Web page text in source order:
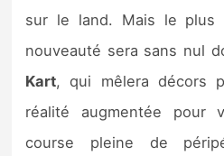
sur le land. Mais le plus
nouveauté sera sans nul
Kart, qui mêlera décors
réalité augmentée pour
course pleine de